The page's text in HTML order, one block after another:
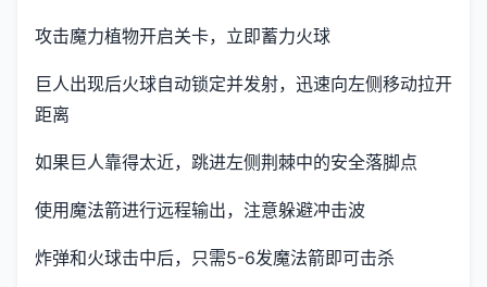
攻击魔力植物开启关卡，立即蓄力火球
巨人出现后火球自动锁定并发射，迅速向左侧移动拉开
距离
如果巨人靠得太近，跳进左侧荆棘中的安全落脚点
使用魔法箭进行远程输出，注意躲避冲击波
炸弹和火球击中后，只需5-6发魔法箭即可击杀